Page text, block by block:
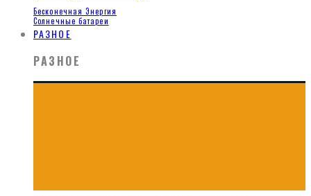
Бесконечная Энергия
Солнечные батареи
РАЗНОЕ
РАЗНОЕ